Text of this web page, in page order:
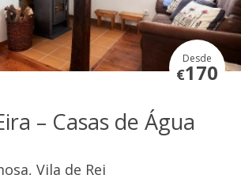
Desde
€170
– Casas de Água
Vila de Rei